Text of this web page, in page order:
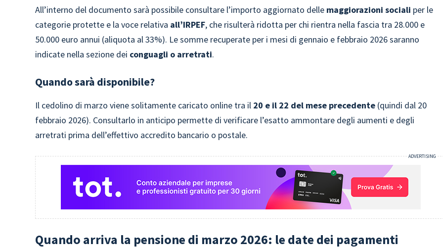
All’interno del documento sarà possibile consultare l’importo aggiornato delle maggiorazioni sociali per le
categorie protette e la voce relativa all’IRPEF, che risulterà ridotta per chi rientra nella fascia tra 28.000 e
50.000 euro annui (aliquota al 33%). Le somme recuperate per i mesi di gennaio e febbraio 2026 saranno
indicate nella sezione dei conguagli o arretrati.
Quando sarà disponibile?
Il cedolino di marzo viene solitamente caricato online tra il 20 e il 22 del mese precedente (quindi dal 20
febbraio 2026). Consultarlo in anticipo permette di verificare l’esatto ammontare degli aumenti e degli
arretrati prima dell’effettivo accredito bancario o postale.
Quando arriva la pensione di marzo 2026: le date dei pagamenti